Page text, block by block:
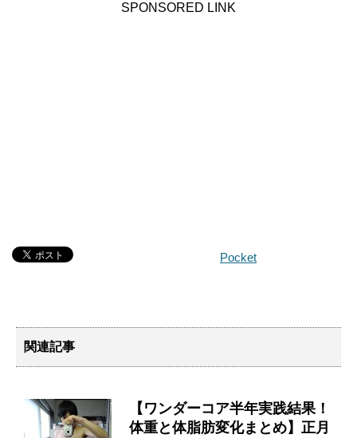
SPONSORED LINK
Pocket
関連記事
【ワンダーコア半年実践結果！
体重と体脂肪変化まとめ】正月